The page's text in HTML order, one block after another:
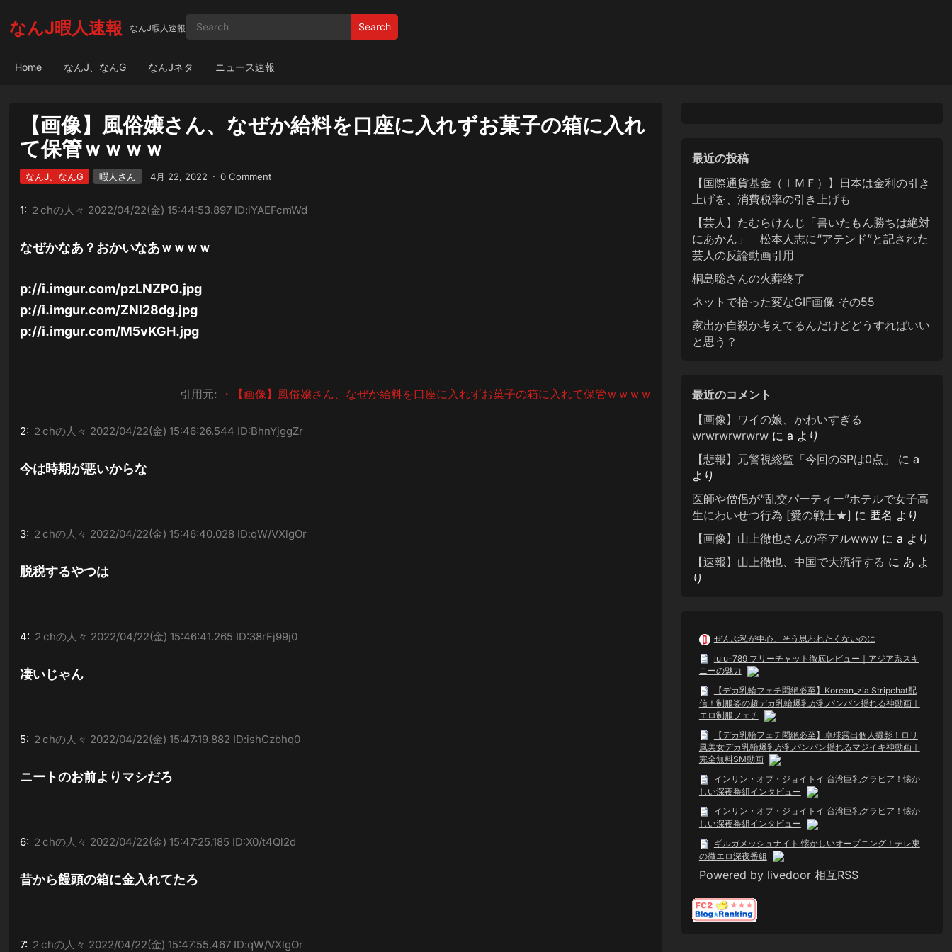
なんJ暇人速報 なんJ暇人速報 Search
Home なんJ、なんG なんJネタ ニュース速報
【画像】風俗嬢さん、なぜか給料を口座に入れずお菓子の箱に入れ
て保管ｗｗｗｗ
なんJ、なんG 暇人さん 4月 22, 2022 · 0 Comment
1: ２chの人々 2022/04/22(金) 15:44:53.897 ID:iYAEFcmWd
なぜかなあ？おかいなあｗｗｗｗ
p://i.imgur.com/pzLNZPO.jpg
p://i.imgur.com/ZNl28dg.jpg
p://i.imgur.com/M5vKGH.jpg
引用元: ・【画像】風俗嬢さん、なぜか給料を口座に入れずお菓子の箱に入れて保管ｗｗｗｗ
2: ２chの人々 2022/04/22(金) 15:46:26.544 ID:BhnYjggZr
今は時期が悪いからな
3: ２chの人々 2022/04/22(金) 15:46:40.028 ID:qW/VXlgOr
脱税するやつは
4: ２chの人々 2022/04/22(金) 15:46:41.265 ID:38rFj99j0
凄いじゃん
5: ２chの人々 2022/04/22(金) 15:47:19.882 ID:ishCzbhq0
ニートのお前よりマシだろ
6: ２chの人々 2022/04/22(金) 15:47:25.185 ID:X0/t4Ql2d
昔から饅頭の箱に金入れてたろ
7: ２chの人々 2022/04/22(金) 15:47:55.467 ID:qW/VXlgOr
最近の投稿
【国際通貨基金（ＩＭＦ）】日本は金利の引き
上げを、消費税率の引き上げも
【芸人】たむらけんじ「書いたもん勝ちは絶対
にあかん」 松本人志に“アテンド”と記された
芸人の反論動画引用
桐島聡さんの火葬終了
ネットで拾った変なGIF画像 その55
家出か自殺か考えてるんだけどどうすればいい
と思う？
最近のコメント
【画像】ワイの娘、かわいすぎる
wrwrwrwrwrwに a より
【悲報】元警視総監「今回のSPは0点」
に a
より
医師や僧侶が“乱交パーティー”ホテルで女子高
生にわいせつ行為 [愛の戦士★] に 匿名 より
【画像】山上徹也さんの卒アルwwwに a より
【速報】山上徹也、中国で大流行する に あ よ
り
ぜんぶ私が中心、そう思われたくないのに
lulu-789 フリーチャット徹底レビュー｜アジア系スキ
ニーの魅力
【デカ乳輪フェチ悶絶必至】Korean_zia Stripchat配
信！制服姿の超デカ乳輪爆乳が乳パンパン揺れる神動画｜
エロ制服フェチ
【デカ乳輪フェチ悶絶必至】卓球露出個人撮影！ロリ
風美女デカ乳輪爆乳が乳パンパン揺れるマジイキ神動画｜
完全無料SM動画
インリン・オブ・ジョイトイ 台湾巨乳グラビア！懐か
しい深夜番組インタビュー
インリン・オブ・ジョイトイ 台湾巨乳グラビア！懐か
しい深夜番組インタビュー
ギルガメッシュナイト 懐かしいオープニング！テレ東
の微エロ深夜番組
Powered by livedoor 相互RSS